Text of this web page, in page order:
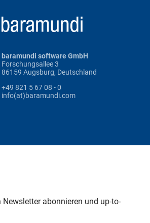
baramundi software GmbH
Forschungsallee 3
86159 Augsburg, Deutschland
+49 821 5 67 08 - 0
info(at)baramundi.com
abonnieren und up-to-